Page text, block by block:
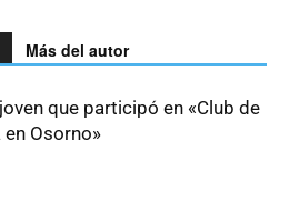
Más del autor
que participó en «Club de
en Osorno»